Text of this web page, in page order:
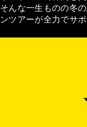
そんな一生ものの冬
ンツアーが全力でサ